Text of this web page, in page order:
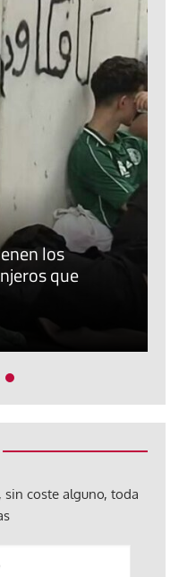
los
que
sin coste alguno, toda